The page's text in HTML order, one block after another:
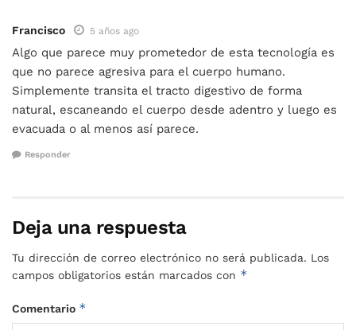
Francisco 5 años ago
Algo que parece muy prometedor de esta tecnología es
que no parece agresiva para el cuerpo humano.
Simplemente transita el tracto digestivo de forma
natural, escaneando el cuerpo desde adentro y luego es
evacuada o al menos así parece.
Responder
Deja una respuesta
Tu dirección de correo electrónico no será publicada. Los
campos obligatorios están marcados con *
Comentario *